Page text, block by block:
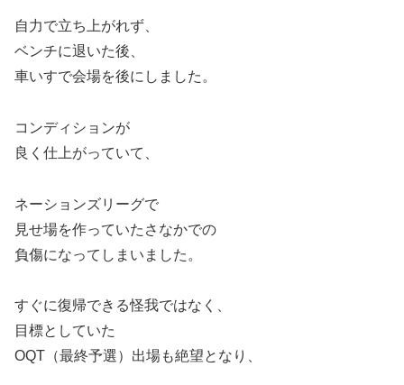
自力で立ち上がれず、
ベンチに退いた後、
車いすで会場を後にしました。
コンディションが
良く仕上がっていて、
ネーションズリーグで
見せ場を作っていたさなかでの
負傷になってしまいました。
すぐに復帰できる怪我ではなく、
目標としていた
OQT（最終予選）出場も絶望となり、